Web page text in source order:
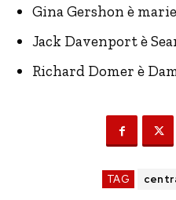
Gina Gershon è
Jack Davenport è
Richard Domer è
TAG